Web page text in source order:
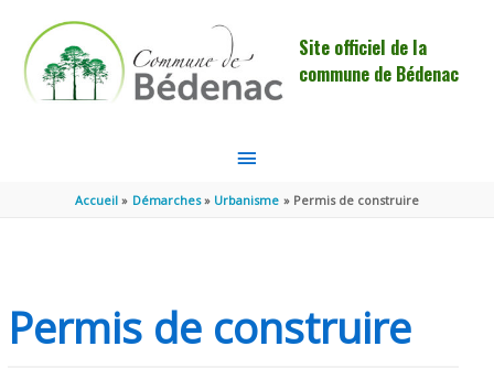
Site officiel de la
commune de Bédenac
MENU
PRINCIPAL
Accueil Démarches Urbanisme Permis de construire
Permis de construire